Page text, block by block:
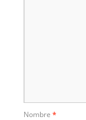
Nombre *